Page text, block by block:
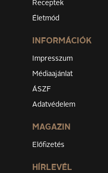
Receptek
Életmód
INFORMÁCIÓK
Impresszum
Médiaajánlat
ÁSZF
Adatvédelem
MAGAZIN
Előfizetés
HÍRLEVÉL